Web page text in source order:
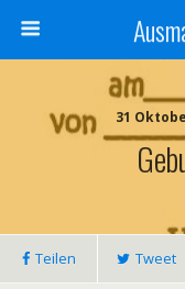
31
Teilen Tweet